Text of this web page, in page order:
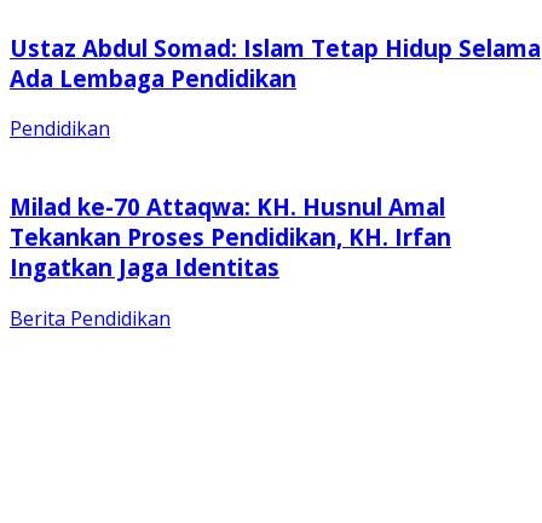
Ustaz Abdul Somad: Islam Tetap Hidup Selama
Ada Lembaga Pendidikan
Pendidikan
Milad ke-70 Attaqwa: KH. Husnul Amal
Tekankan Proses Pendidikan, KH. Irfan
Ingatkan Jaga Identitas
Berita Pendidikan